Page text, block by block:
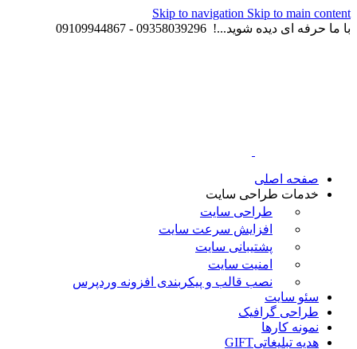
Skip to navigation Skip to main content
با ما حرفه ای دیده شوید...! 09358039296 - 09109944867
صفحه اصلی
خدمات طراحی سایت
طراحی سایت
افزایش سرعت سایت
پشتیبانی سایت
امنیت سایت
نصب قالب و پیکربندی افزونه وردپرس
سئو سایت
طراحی گرافیک
نمونه کارها
هدیه تبلیغاتیGIFT